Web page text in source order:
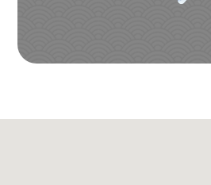
Radno vreme: